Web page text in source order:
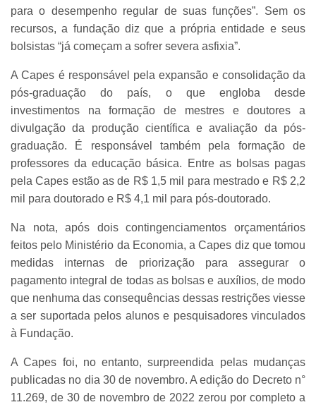
para o desempenho regular de suas funções”. Sem os
recursos, a fundação diz que a própria entidade e seus
bolsistas “já começam a sofrer severa asfixia”.
A Capes é responsável pela expansão e consolidação da
pós-graduação do país, o que engloba desde
investimentos na formação de mestres e doutores a
divulgação da produção científica e avaliação da pós-
graduação. É responsável também pela formação de
professores da educação básica. Entre as bolsas pagas
pela Capes estão as de R$ 1,5 mil para mestrado e R$ 2,2
mil para doutorado e R$ 4,1 mil para pós-doutorado.
Na nota, após dois contingenciamentos orçamentários
feitos pelo Ministério da Economia, a Capes diz que tomou
medidas internas de priorização para assegurar o
pagamento integral de todas as bolsas e auxílios, de modo
que nenhuma das consequências dessas restrições viesse
a ser suportada pelos alunos e pesquisadores vinculados
à Fundação.
A Capes foi, no entanto, surpreendida pelas mudanças
publicadas no dia 30 de novembro. A edição do Decreto n°
11.269, de 30 de novembro de 2022 zerou por completo a